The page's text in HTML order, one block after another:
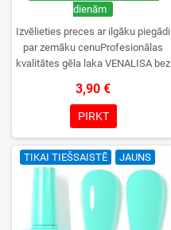
dienām
Izvēlieties preces ar ilgāku piegādi
par zemāku cenuProfesionālas
kvalitātes gēla laka VENALISA bez
krāsu izvēle, lieliska sacietēšana
UV/LED lampās un ilgstoša
noturība. Katrs flakons iepakots
kastītē – pirmo reizi to atvērsiet
tikai jūs.
3,90 €
PIRKT
TIKAI TIEŠSAISTĒ JAUNS